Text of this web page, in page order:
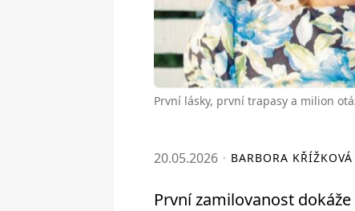
První lásky, první trapasy a milion
20.05.2026 BARBORA KŘÍŽKOVÁ
První zamilovanost